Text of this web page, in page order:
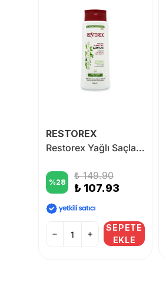
RESTOREX
Restorex Yağlı Saçlar Için Şampuan 500 ml
%28
₺ 149.90
₺ 107.93
SEPETE
EKLE